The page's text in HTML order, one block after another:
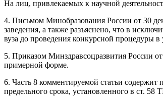
На лиц, привлекаемых к научной
4. Письмом Минобразования России от 30
заведения, а также разъяснено, что в
вуза до проведения конкурсной процедуры в
5. Приказом Минздравсоцразвития России
примерной форме.
6. Часть 8 комментируемой статьи содержит
предельного срока, установленного в ст. 58